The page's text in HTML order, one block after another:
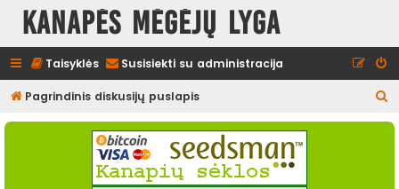
Kanapės mėgėjų lyga
Taisyklės Susisiekti su administracija
Pagrindinis diskusijų puslapis
e